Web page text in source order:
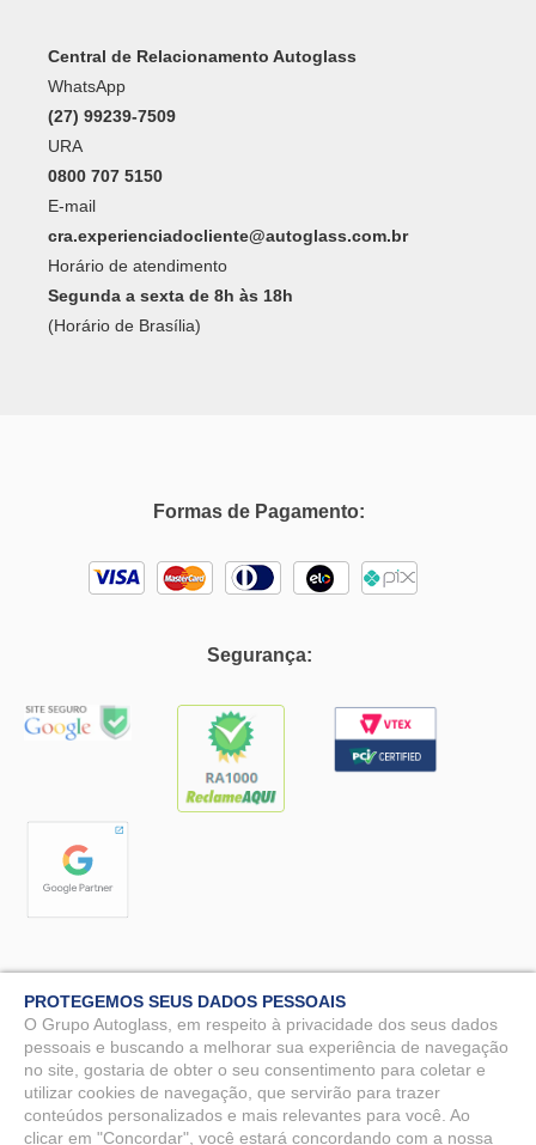
Central de Relacionamento Autoglass
WhatsApp
(27) 99239-7509
URA
0800 707 5150
E-mail
cra.experienciadocliente@autoglass.com.br
Horário de atendimento
Segunda a sexta de 8h às 18h
(Horário de Brasília)
Formas de Pagamento:
Segurança:
Autoglass© 2025 - Todos os direitos reservados. MG Vidros Automotivos
LTDA - CNPJ: 07.571.746/0009-51.
Rua Benjamin Constant, 90 - Nossa Sra. da Penha, Vila Velha - ES, 29110-
PROTEGEMOS SEUS DADOS PESSOAIS
O Grupo Autoglass, em respeito à privacidade dos seus dados
pessoais e buscando a melhorar sua experiência de navegação
no site, gostaria de obter o seu consentimento para coletar e
utilizar cookies de navegação, que servirão para trazer
conteúdos personalizados e mais relevantes para você. Ao
clicar em "Concordar", você estará concordando com a nossa